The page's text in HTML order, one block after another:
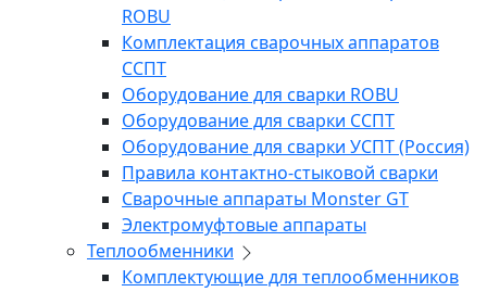
ROBU
Комплектация сварочных аппаратов
ССПТ
Оборудование для сварки ROBU
Оборудование для сварки ССПТ
Оборудование для сварки УСПТ (Россия)
Правила контактно-стыковой сварки
Сварочные аппараты Monster GT
Электромуфтовые аппараты
Теплообменники
Комплектующие для теплообменников